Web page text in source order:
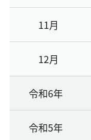
11月
12月
令和6年
令和5年